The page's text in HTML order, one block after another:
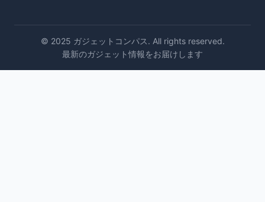
© 2025 ガジェットコンパス. All rights reserved.
最新のガジェット情報をお届けします